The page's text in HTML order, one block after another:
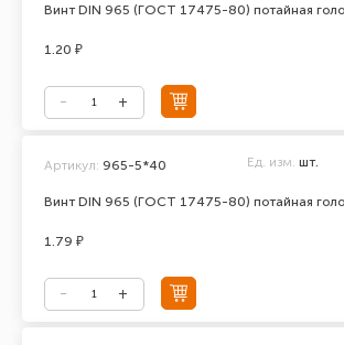
Винт DIN 965 (ГОСТ 17475-80) потайная
1.20 ₽
Винт DIN 965 (ГОСТ 17475-80) потайная
Артикул: 965-5*40 Ед. изм. шт.
1.79 ₽